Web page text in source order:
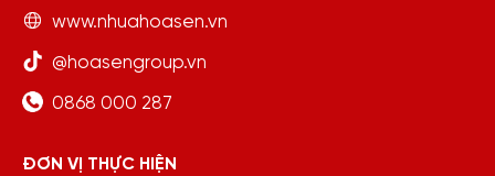
www.nhuahoasen.vn
@hoasengroup.vn
0868 000 287
ĐƠN VỊ THỰC HIỆN